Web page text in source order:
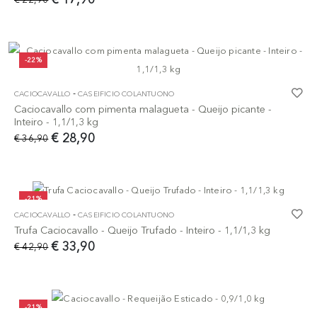
-22%
CACIOCAVALLO -CASEIFICIO COLANTUONO
Caciocavallo com pimenta malagueta - Queijo picante -
Inteiro - 1,1/1,3 kg
€ 28,90
€ 36,90
-21%
CACIOCAVALLO -CASEIFICIO COLANTUONO
Trufa Caciocavallo - Queijo Trufado - Inteiro - 1,1/1,3 kg
€ 33,90
€ 42,90
-21%